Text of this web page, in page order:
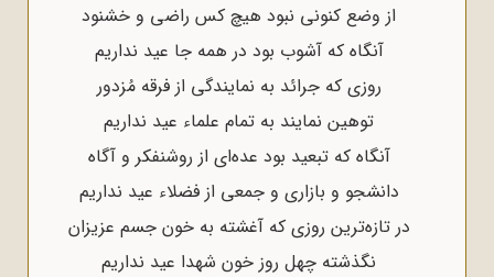
از وضع کنونى نبود هیچ کس راضى و خشنود
آنگاه که آشوب بود در همه جا عید نداریم
روزى که جرائد به نمایندگى از فرقه مُزدور
توهین نمایند به تمام علماء عید نداریم
آنگاه که تبعید بود عده‌اى از روشنفکر و آگاه
دانشجو و بازارى و جمعى از فضلاء عید نداریم
در تازه‌ترین روزی که آغشته به خون جسم عزیزان
نگذشته چهل روز خون شهدا عید نداریم